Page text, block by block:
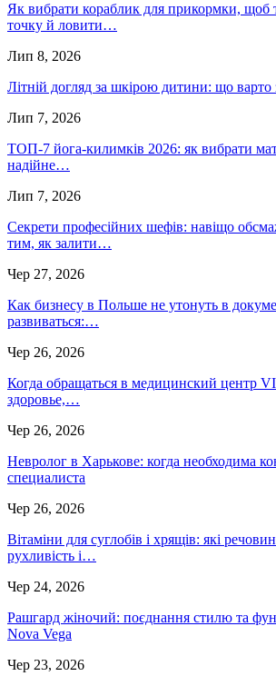
Як вибрати кораблик для прикормки, щоб
точку й ловити…
Лип 8, 2026
Літній догляд за шкірою дитини: що варто
Лип 7, 2026
ТОП-7 йога-килимків 2026: як вибрати
надійне…
Лип 7, 2026
Секрети професійних шефів: навіщо
тим, як залити…
Чер 27, 2026
Как бизнесу в Польше не утонуть в
развиваться:…
Чер 26, 2026
Когда обращаться в медицинский центр
здоровье,…
Чер 26, 2026
Невролог в Харькове: когда необходима
специалиста
Чер 26, 2026
Вітаміни для суглобів і хрящів: які
рухливість і…
Чер 24, 2026
Рашгард жіночий: поєднання стилю та
Nova Vega
Чер 23, 2026